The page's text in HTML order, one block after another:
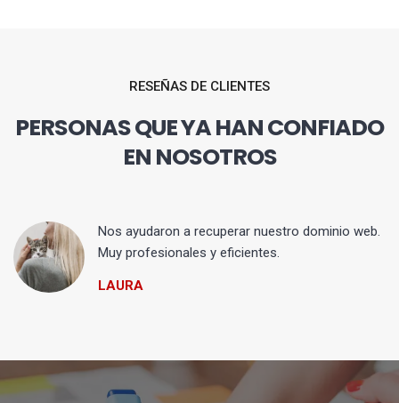
RESEÑAS DE CLIENTES
PERSONAS QUE YA HAN CONFIADO
EN NOSOTROS
Nos ayudaron a recuperar nuestro dominio web.
Muy profesionales y eficientes.
LAURA